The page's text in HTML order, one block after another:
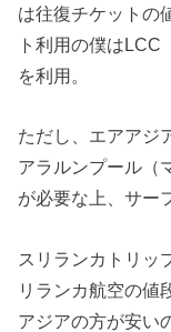
は往復チケットの
ト利用の僕はLCC
を利用。
ただし、エアアジ
アラルンプール（
が必要な上、サー
スリランカトリッ
リランカ航空の値
アジアの方が安い